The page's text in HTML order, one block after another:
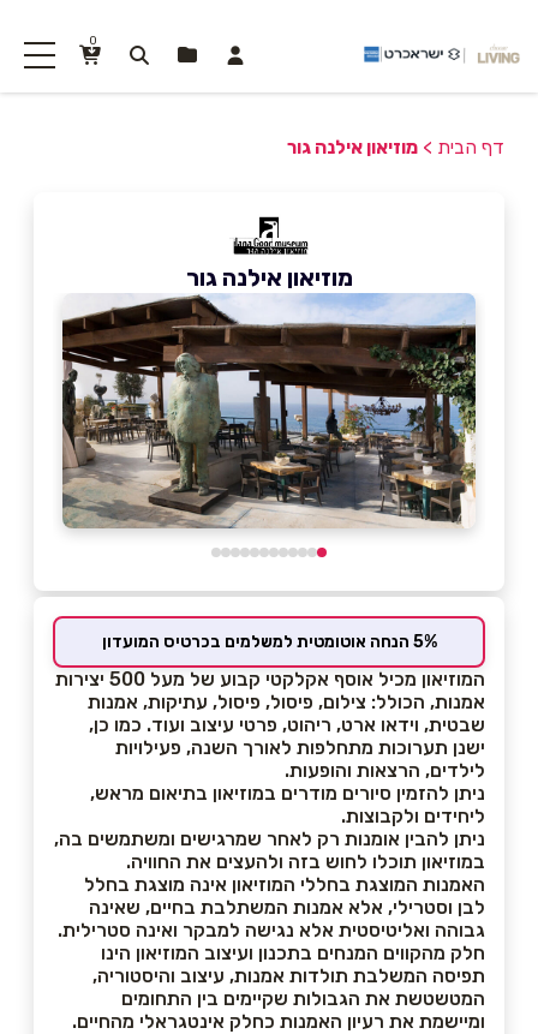
0
דף הבית > מוזיאון אילנה גור
מוזיאון אילנה גור
5% הנחה אוטומטית למשלמים בכרטיס המועדון
המוזיאון מכיל אוסף אקלקטי קבוע של מעל 500 יצירות
אמנות, הכולל: צילום, פיסול, פיסול, עתיקות, אמנות
שבטית, וידאו ארט, ריהוט, פרטי עיצוב ועוד. כמו כן,
ישנן תערוכות מתחלפות לאורך השנה, פעילויות
לילדים, הרצאות והופעות.
ניתן להזמין סיורים מודרים במוזיאון בתיאום מראש,
ליחידים ולקבוצות.
ניתן להבין אומנות רק לאחר שמרגישים ומשתמשים בה,
במוזיאון תוכלו לחוש בזה ולהעצים את החוויה.
האמנות המוצגת בחללי המוזיאון אינה מוצגת בחלל
לבן וסטרילי, אלא אמנות המשתלבת בחיים, שאינה
גבוהה ואליטיסטית אלא נגישה למבקר ואינה סטרילית.
חלק מהקווים המנחים בתכנון ועיצוב המוזיאון הינו
תפיסה המשלבת תולדות אמנות, עיצוב והיסטוריה,
המטשטשת את הגבולות שקיימים בין התחומים
ומיישמת את רעיון האמנות כחלק אינטגראלי מהחיים.